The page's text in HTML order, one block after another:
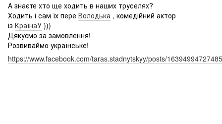
А знаєте хто ще ходить в наших труселях?
Ходить і сам їх пере Володька , комедійний актор
із КраїнаУ )))
Дякуємо за замовлення!
Розвиваймо українське!
https://www.facebook.com/taras.stadnytskyy/posts/